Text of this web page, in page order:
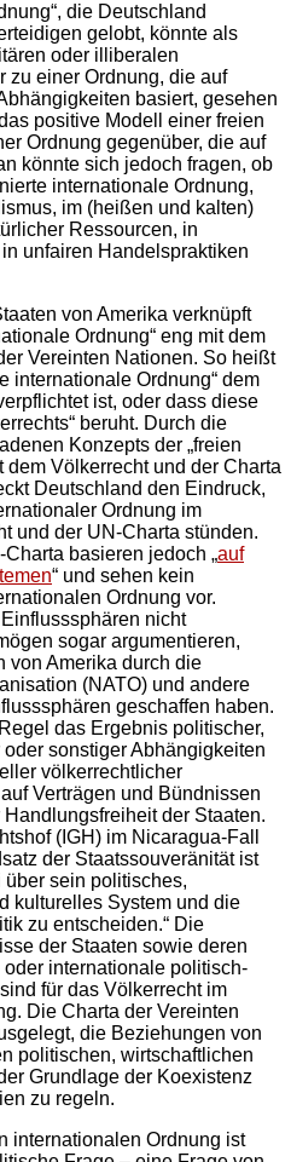
die Deutschland
gelobt, könnte als
oder illiberalen
zu einer Ordnung, die auf
basiert, gesehen
positive Modell einer freien
Ordnung gegenüber, die auf
könnte sich jedoch fragen, ob
internationale Ordnung,
im (heißen und kalten)
Ressourcen, in
unfairen Handelspraktiken
von Amerika verknüpft
Ordnung“ eng mit dem
Vereinten Nationen. So heißt
internationale Ordnung“ dem
ist, oder dass diese
beruht. Durch die
Konzepts der „freien
dem Völkerrecht und der Charta
Deutschland den Eindruck,
Ordnung im
und der UN-Charta stünden.
basieren jedoch „auf
“ und sehen kein
Ordnung vor.
nicht
sogar argumentieren,
von Amerika durch die
(NATO) und andere
geschaffen haben.
das Ergebnis politischer,
sonstiger Abhängigkeiten
völkerrechtlicher
Verträgen und Bündnissen
der Staaten.
(IGH) im Nicaragua-Fall
der Staatssouveränität ist
über sein politisches,
kulturelles System und die
zu entscheiden.“ Die
der Staaten sowie deren
internationale politisch-
für das Völkerrecht im
Die Charta der Vereinten
die Beziehungen von
politischen, wirtschaftlichen
Grundlage der Koexistenz
zu regeln.
internationalen Ordnung ist